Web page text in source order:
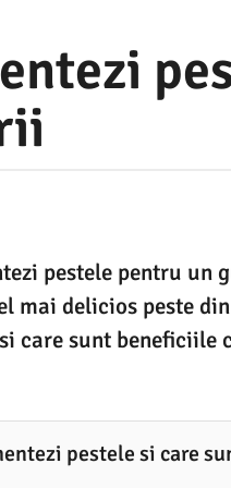
pestele pentru
mai delicios peste
care sunt beneficiile
pestele si care